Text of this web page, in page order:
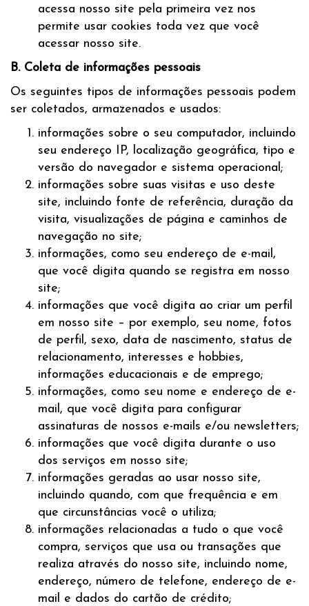
acessa nosso site pela primeira vez nos
permite usar cookies toda vez que você
acessar nosso site.
B. Coleta de informações pessoais
Os seguintes tipos de informações pessoais podem
ser coletados, armazenados e usados:
informações sobre o seu computador, incluindo
seu endereço IP, localização geográfica, tipo e
versão do navegador e sistema operacional;
informações sobre suas visitas e uso deste
site, incluindo fonte de referência, duração da
visita, visualizações de página e caminhos de
navegação no site;
informações, como seu endereço de e-mail,
que você digita quando se registra em nosso
site;
informações que você digita ao criar um perfil
em nosso site – por exemplo, seu nome, fotos
de perfil, sexo, data de nascimento, status de
relacionamento, interesses e hobbies,
informações educacionais e de emprego;
informações, como seu nome e endereço de e-
mail, que você digita para configurar
assinaturas de nossos e-mails e/ou newsletters;
informações que você digita durante o uso
dos serviços em nosso site;
informações geradas ao usar nosso site,
incluindo quando, com que frequência e em
que circunstâncias você o utiliza;
informações relacionadas a tudo o que você
compra, serviços que usa ou transações que
realiza através do nosso site, incluindo nome,
endereço, número de telefone, endereço de e-
mail e dados do cartão de crédito;